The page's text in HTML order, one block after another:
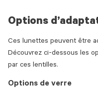
Options
Ces lunettes peuvent être
Découvrez ci-dessous les
par ces lentilles.
Options de verre